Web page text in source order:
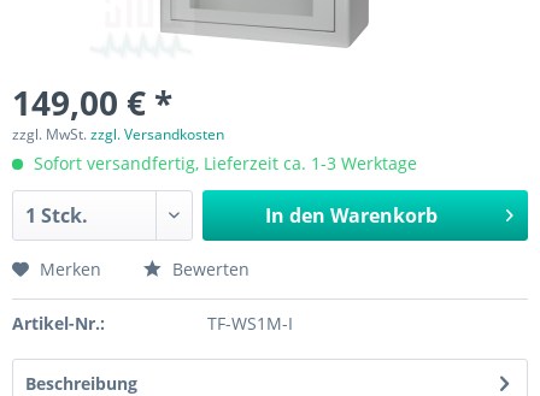
149,00 € *
zzgl. MwSt.zzgl. Versandkosten
Sofort versandfertig, Lieferzeit ca. 1-3 Werktage
In den Warenkorb
Merken Bewerten
Artikel-Nr.: TF-WS1M-I
Beschreibung